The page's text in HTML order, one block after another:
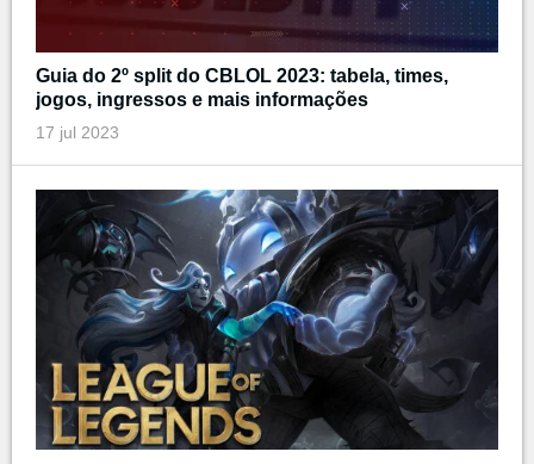
Guia do 2º split do CBLOL 2023: tabela, times,
jogos, ingressos e mais informações
17 jul 2023